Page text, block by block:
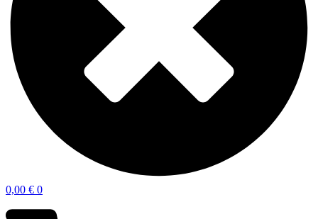
0,00 € 0